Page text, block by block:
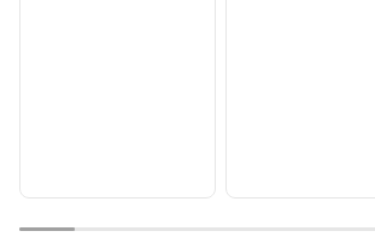
1 2 3 4 5 6